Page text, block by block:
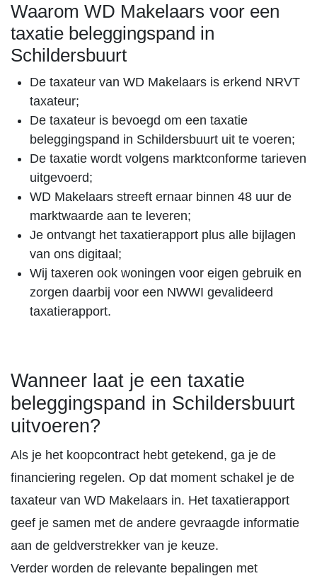
Waarom WD Makelaars voor een
taxatie beleggingspand in
Schildersbuurt
De taxateur van WD Makelaars is erkend NRVT
taxateur;
De taxateur is bevoegd om een taxatie
beleggingspand in Schildersbuurt uit te voeren;
De taxatie wordt volgens marktconforme tarieven
uitgevoerd;
WD Makelaars streeft ernaar binnen 48 uur de
marktwaarde aan te leveren;
Je ontvangt het taxatierapport plus alle bijlagen
van ons digitaal;
Wij taxeren ook woningen voor eigen gebruik en
zorgen daarbij voor een NWWI gevalideerd
taxatierapport.
Wanneer laat je een taxatie
beleggingspand in Schildersbuurt
uitvoeren?
Als je het koopcontract hebt getekend, ga je de
financiering regelen. Op dat moment schakel je de
taxateur van WD Makelaars in. Het taxatierapport
geef je samen met de andere gevraagde informatie
aan de geldverstrekker van je keuze.
Verder worden de relevante bepalingen met